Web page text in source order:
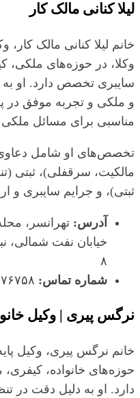
لیلا کنانی مالک کار
خانم لیلا کنانی مالک
وکلا، در حوزه‌های ملکی،
سایبری تخصص دارد. او به
و ملکی و تجربه موفق در
مناسبی برای مسائل
تخصص‌های او شامل دعاوی
مالکیت، سرقفلی)، ثبتی
ثبتی)، و جرایم سایبری و
آدرس: تهرانسر،
۸
شماره تماس:
نرگس پیری | وکیل
خانم نرگس پیری، وکیل
حوزه‌های خانواده، کیفری،
دارد. او به دلیل دقت در